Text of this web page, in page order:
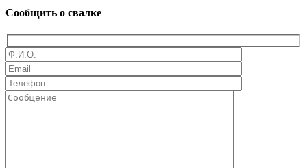
Сообщить о свалке